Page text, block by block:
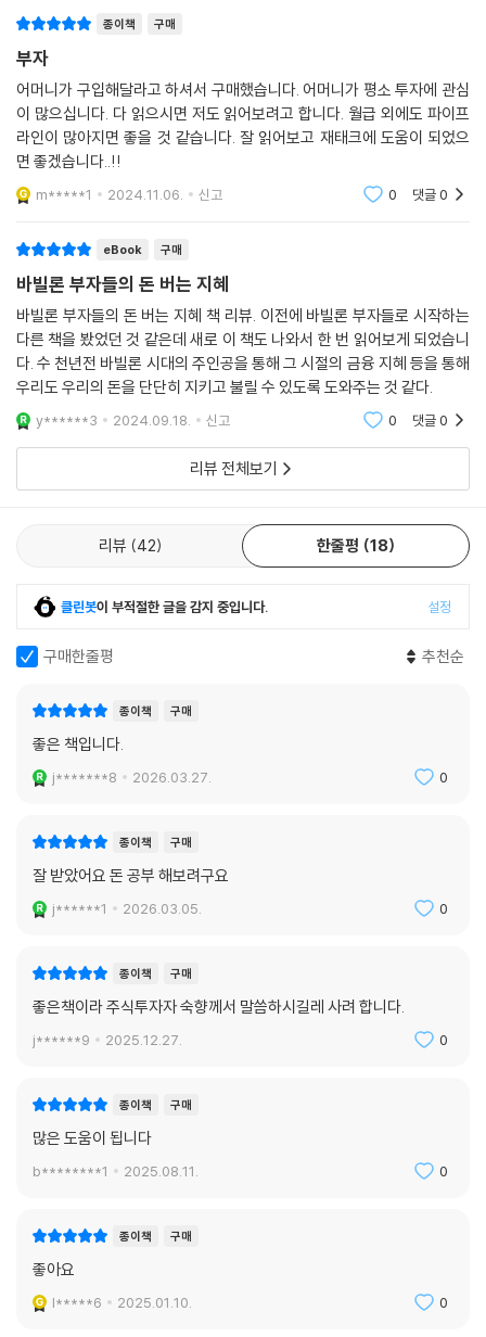
체적 목표를 세워야 그것을 이루기 위해 분발할 수 있어요. 확고한 의지로
금 다섯 닢을 모으는 법을 깨우치고 나면, 열 닢, 천 닢을 모으는 비슷한 방
도를 찾게 될 겁니다. 그렇게 부자가 되는 거예요. 작지만 뚜렷한 목표 하나
를 이루는 요령을 터득하면, 더 큰 열망도 성취할 수 있도록 단련되는 겁니
다. 재산을 불리는 과정이 이러해요. 배우고 역량을 키워가며 처음엔 조금
씩, 나중엔 크게 불려 나가는 거죠.
단순하되 명확한 목표를 세우세요. 지나치게 많고 복잡하거나, 아무리 애
써도 이루기 힘든 욕구는 좌절을 부를 뿐이에요.
몇 닢 받고 점토판에 글 새기는 변변찮은 필경사였을 때, 문득 깨달았어요.
다른 서기들은 저보다 글을 잘 써서 돈을 더 받더군요. 그래서 최고의 필경
사가 되기로 마음먹었죠. 그들이 어떻게 일을 더 잘해서 돈을 더 버는지 알
아내는 데는 그리 오래 걸리진 않았어요. 일에 더 정성을 쏟고, 더 집중하
고, 한결같이 매달렸습니다. 그 결과 누구보다 많은 점토판에 글을 새기는
필경사가 되었어요. 저보다 능숙한 필경사가 없었죠. 실력이 늘면서 당연
히 월급도 빠르게 올랐어요. 내 능력을 인정해달라고 여섯 번이나 주인을
찾아갈 필요도 없었죠.
우리는 지혜를 쌓을수록 더 많이 벌게 될 겁니다. 기량을 연마하려 힘쓰는
사람은 충분한 보상을 받을 거예요. 장인이라면 그 분야 최고 장인이 어떤
기술과 연장을 쓰는지 배우려 할 테지요. 법관이나 의사라면 동료들과 대
화를 나누며 지식을 교환하겠죠. 상인이라면 더 질 좋은 물건을 더 싸게 구
인간의 노동은 끊임없이 변화하고 진화합니다. 혜안이 있는 사람이라면 고
노력할 것입니다. 따라서 우리 모두는 앞장서서 발전해야 합니다. 제자리
생을 풍요롭게 할 수 있는 일들이 많습니다. 자신을 아끼는 사람이라면 반
--- pp.78-79, 「3장 부자가 되는 일곱 가지 비결」 중에서
퇴할 무렵엔 적잖은 금액으로 늘어나 그 수익만으로 여유로운 노후를 보낼
습니다. 수입의 70퍼센트로도 잘 살면서 이전보다 재정 상태가 훨씬 좋아
졌어요. 아무렇게나 살 때와 계획적으로 살 때의 차이가 이렇게 클 줄 누가
내년 말 모든 빚을 청산하고 나면, 여유자금으로 여행도 다니고 투자도 더
고 굳게 다짐했죠.
이제 제가 왜 그 옛날 낙타 상인에게 감사 인사를 전해달라 부탁하는지 이
있었으니까요.
자신의 쓰라린 경험을 나누며 다른 이들에게 도움을 주고 싶어 했지요. 그
래서 집요하게 점토판에 자신의 이야기를 남겼던 것입니다.
었던 것이지요. 그의 메시지는 너무나 강력해서 5천 년이 흘러 바빌론 폐
--- pp.183-184, 「9장 바빌론에서 발굴된 점토판」 중에서
브친은 “항상 수입의 일정 부분을 저축하고 투자하라. 그것이 미래의 당신
을 위한 것”이라고 강조한다. “안전하면서도 수익을 많이 낼 수 있는 곳을
찾아 투자하라”는 두 번째 법칙은 현대 투자의 기본 원칙인 ‘위험 분산’과
연결된다. 세계적인 투자자 레이 달리오는 “올웨더 전략”을 통해 이 원칙
을 실천하며 꾸준한 수익을 올리고 있다.
부자가 되는 7가지 비결 중 일곱 번째인 “돈 버는 능력을 키우라”는 조언
은 4차 산업혁명 시대에 더욱 중요해졌다. 아마존의 CEO 제프 베조스는
다. 이는 바빌론의 지혜가 현대 사회에서도 여전히 유효함을 보여준다. 다
섯 번째 비결, “집을 장만하라”는 오늘날에도 여전히 중요한 재테크 전략
이다. 부동산 투자의 대가 로버트 기요사키는 “부자들은 자산을 사고, 가난
한 사람들은 부채를 산다”라고 말하며 주택 소유의 중요성을 강조한 바 있
다. 여섯 번째 비결, “노년이나 가장이 사망할 때를 대비하라”는 조언은 현
대의 보험, 연금, 은퇴 계획의 중요성을 일깨운다. 많은 금융 전문가들이 젊
었을 때부터 은퇴 계획을 세우고 준비할 것을 권고한다.
이처럼 바빌론의 지혜는 5000년이 지난 지금도 여전히 유효하다. 이 책은
단순히 과거의 이야기를 전하는 것이 아니라, 현대인들에게 재정적 성공을
이 기본적인 원칙들을 따르면 누구나 재정적 안정과 부를 이룰 수 있다. 결
국 부의 축적은 복잡한 기술이나 비밀이 아니라, 이러한 기본 원칙들을 꾸
국내 유일, 저자 질문 152개 수록 완역본!
현대지성에서 출간한 이 완역본은 국내 유일, 국내 최초로 저자가 직접 작
성한 152개의 황금 질문을 수록해, 독자들의 재정 지능을 일깨운다. 이 질
문들은 단순한 재테크 조언을 넘어서, 독자들이 자신의 재정 상황을 깊이
있게 분석하고 장기적인 재무 계획을 세울 수 있도록 돕는 매우 귀한 자료
적인 면을 깊이 있게 파고든다. 예를 들어, 제1장 이야기를 읽으며 주인공
의 처지에 공감한 독자들에게 다음과 같은 질문을 던진다. 질문들은 독자
로 하여금 자신의 재정 상태를 객관적으로 바라보고 개선점을 찾아낼 수
있게 한다. “4번. 반시르의 꿈은 돈에 대한 진짜 욕망을 보여준다. 그는 훌
왜 그런 상황이 되었는지 그 이유를 생각나는 대로 모두 적어보자.” “9번.
반시르와 코비 같은 어른이 헛된 꿈만 꾸면서 꿈을 현실화하지 못하는 이
유는, 실용적 지식이 부족하기 때문이다. 그들은 내면의 세계에서는 풍성
이나 방법론이 없다. 꿈을 현실로 만들기 위해서는 두 세계를 연결하는 실
질적인 도구가 필요하다. 당신에게 있어 그 도구는 어떤 것인가?”
“자신에게 먼저 투자하라”는 클레이슨의 유명한 문구는 오늘날에도 여전
기업가들이 실천하고 있는 핵심 전략이기도 하다. 워렌 버핏은 “자신에게
투자하는 것이 가장 중요한 투자”라며 클레이슨의 가르침을 실천한다. 빌
발의 중요성을 스스로 증명해오고 있다. 테슬라의 CEO 일론 머스크도 “젊
종이책 구매
부자
어머니가 구입해달라고 하셔서 구매했습니다. 어머니가 평소 투자에 관심
이 많으십니다. 다 읽으시면 저도 읽어보려고 합니다. 월급 외에도 파이프
라인이 많아지면 좋을 것 같습니다. 잘 읽어보고 재태크에 도움이 되었으
면 좋겠습니다..!!
m*****1 2024.11.06. 신고 0 댓글0
eBook 구매
바빌론 부자들의 돈 버는 지혜
바빌론 부자들의 돈 버는 지혜 책 리뷰. 이전에 바빌론 부자들로 시작하는
다른 책을 봤었던 것 같은데 새로 이 책도 나와서 한 번 읽어보게 되었습니
다. 수 천년전 바빌론 시대의 주인공을 통해 그 시절의 금융 지혜 등을 통해
우리도 우리의 돈을 단단히 지키고 불릴 수 있도록 도와주는 것 같다.
y******3 2024.09.18. 신고 0 댓글0
리뷰 전체보기
리뷰 42 한줄평 18
클린봇이 부적절한 글을 감지 중입니다. 설정
구매한줄평 추천순
종이책 구매
좋은 책입니다.
j*******8 2026.03.27. 0
종이책 구매
잘 받았어요 돈 공부 해보려구요
j******1 2026.03.05. 0
종이책 구매
좋은책이라 주식투자자 숙향께서 말씀하시길레 사려 합니다.
j******9 2025.12.27. 0
종이책 구매
많은 도움이 됩니다
b********1 2025.08.11. 0
종이책 구매
좋아요
l*****6 2025.01.10. 0